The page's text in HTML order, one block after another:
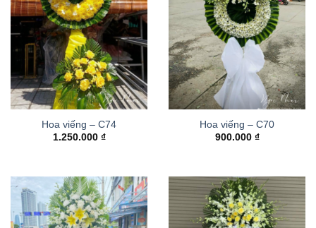
Hoa viếng – C74
1.250.000 ₫
Hoa viếng – C70
900.000 ₫